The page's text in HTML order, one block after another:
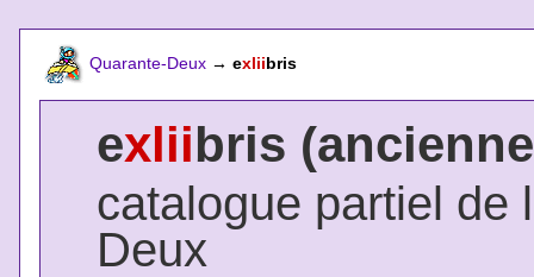
Quarante-Deux → exliibris
exliibris
catalogue partiel de
Deux